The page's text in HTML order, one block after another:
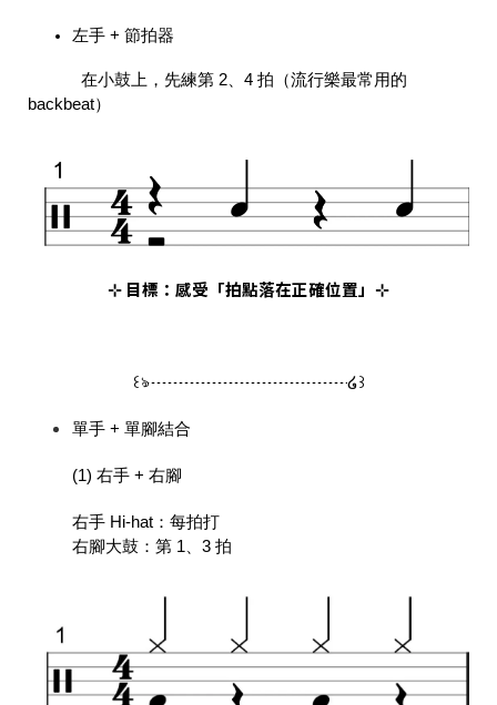
左手 + 節拍器
在小鼓上，先練第 2、4 拍（流行樂最常用的
backbeat）
⊹ 目標：感受「拍點落在正確位置」⊹
꒰ঌ┈┈┈┈┈┈┈┈┈┈┈┈໒꒱
單手 + 單腳結合
(1) 右手 + 右腳
右手 Hi-hat：每拍打
右腳大鼓：第 1、3 拍